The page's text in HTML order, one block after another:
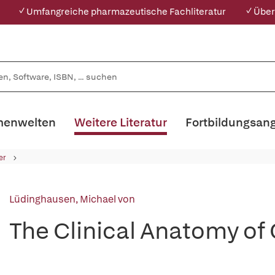
✓ Umfangreiche pharmazeutische Fachliteratur ✓
Weitere Literatur
Lüdinghausen, Michael von
The Clinical Anatomy